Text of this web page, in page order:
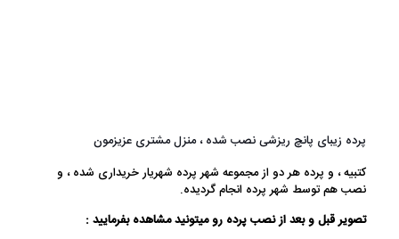
پرده زیبای پانچ ریزشی نصب شده ، منزل مشتری عزیزمون
کتبیه ، و پرده هر دو از مجموعه شهر پرده شهریار خریداری شده ، و
نصب هم توسط شهر پرده انجام گردیده.
تصویر قبل و بعد از نصب پرده رو میتونید مشاهده بفرمایید :